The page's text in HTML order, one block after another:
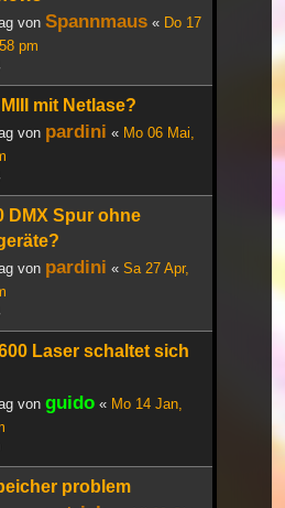
von Spannmaus « Do 17
pm
mit Netlase?
von pardini « Mo 06 Mai,
DMX Spur ohne
von pardini « Sa 27 Apr,
Laser schaltet sich
von guido « Mo 14 Jan,
problem